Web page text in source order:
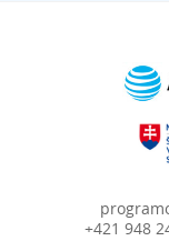
+421 948